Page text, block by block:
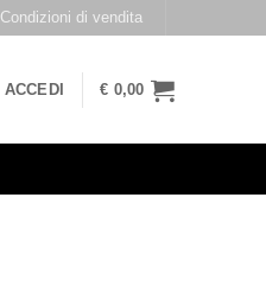
Condizioni di vendita
ACCEDI € 0,00